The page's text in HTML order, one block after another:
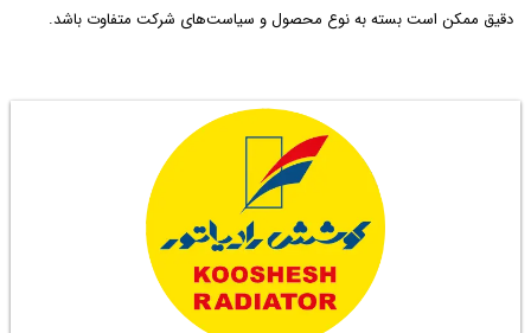
دقیق ممکن است بسته به نوع محصول و سیاست‌های شرکت متفاوت باشد.